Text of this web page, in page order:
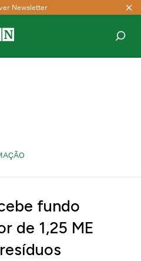
Newsletter
fundo
de 1,25 ME